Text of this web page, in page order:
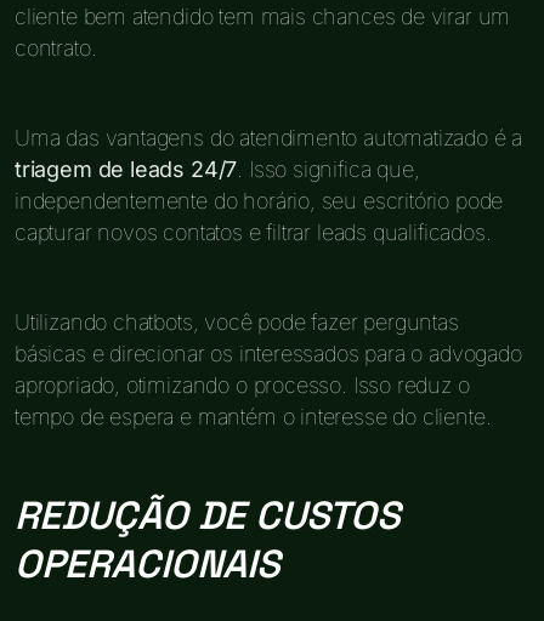
cliente bem atendido tem mais chances de virar um
contrato.
Uma das vantagens do atendimento automatizado é a
triagem de leads 24/7 . Isso significa que,
independentemente do horário, seu escritório pode
capturar novos contatos e filtrar leads qualificados.
Utilizando chatbots, você pode fazer perguntas
básicas e direcionar os interessados para o advogado
apropriado, otimizando o processo. Isso reduz o
tempo de espera e mantém o interesse do cliente.
REDUÇÃO DE CUSTOS
OPERACIONAIS